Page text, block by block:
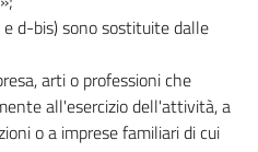
d-bis) sono sostituite dalle
arti o professioni che
all'esercizio dell'attività, a
o a imprese familiari di cui